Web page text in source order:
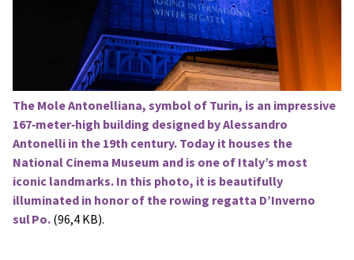
The Mole Antonelliana, symbol of Turin, is an impressive
167‑meter‑high building designed by Alessandro
Antonelli in the 19th century. Today it houses the
National Cinema Museum and is one of Italy’s most
iconic landmarks. In this photo, it is beautifully
illuminated in honor of the rowing regatta D’Inverno
sul Po. (96,4 KB).